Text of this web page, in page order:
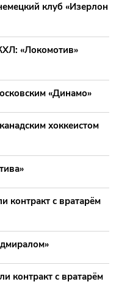
клуб «Изерлон
«Локомотив»
«Динамо»
хоккеистом
контракт с вратарём
контракт с вратарём